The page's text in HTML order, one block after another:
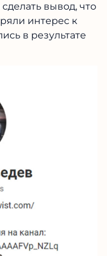
вывод, что
интерес к
в результате